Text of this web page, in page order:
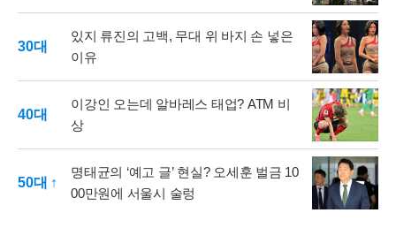
30대
있지 류진의 고백, 무대 위 바지 손 넣은
이유
40대
이강인 오는데 알바레스 태업? ATM 비
상
50대 ↑
명태균의 ‘예고 글’ 현실? 오세훈 벌금 10
00만원에 서울시 술렁